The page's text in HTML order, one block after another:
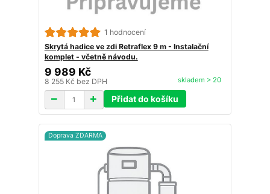
1 hodnocení
Skrytá hadice ve zdi Retraflex 9 m - Instalační
komplet - včetně návodu.
9 989 Kč
8 255 Kč bez DPH skladem > 20
Přidat do košíku
Doprava ZDARMA